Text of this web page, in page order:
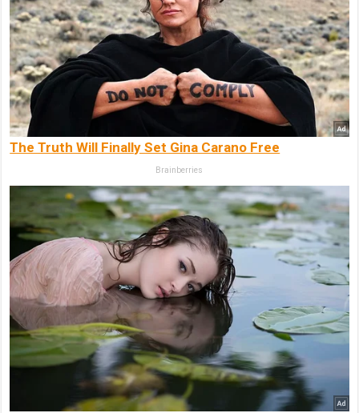
The Truth Will Finally Set Gina Carano Free
Brainberries